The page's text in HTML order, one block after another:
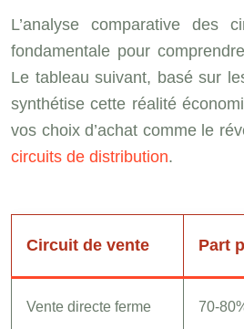
L’analyse comparative des
fondamentale pour
Le tableau suivant, basé sur
synthétise cette réalité
vos choix d’achat comme le
circuits de distribution.
Circuit de vente Part
Vente directe ferme 70-